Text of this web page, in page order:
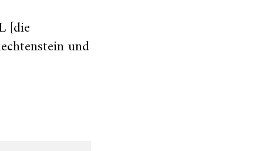
[die
und